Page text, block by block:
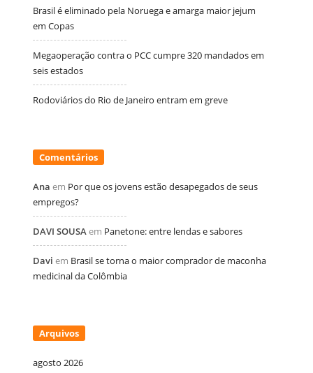
Brasil é eliminado pela Noruega e amarga maior jejum
em Copas
Megaoperação contra o PCC cumpre 320 mandados em
seis estados
Rodoviários do Rio de Janeiro entram em greve
Comentários
Ana em Por que os jovens estão desapegados de seus
empregos?
DAVI SOUSAem Panetone: entre lendas e sabores
Davi em Brasil se torna o maior comprador de maconha
medicinal da Colômbia
Arquivos
agosto 2026